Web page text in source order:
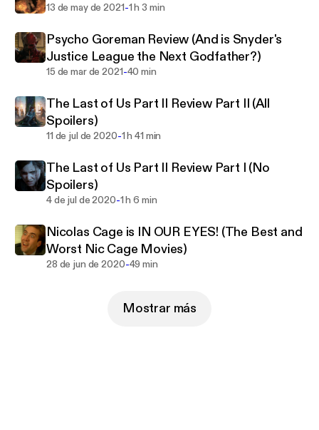
13 de may de 2021-1 h 3 min
Psycho Goreman Review (And is Snyder's
Justice League the Next Godfather?)
15 de mar de 2021-40 min
The Last of Us Part II Review Part II (All
Spoilers)
11 de jul de 2020-1 h 41 min
The Last of Us Part II Review Part I (No
Spoilers)
4 de jul de 2020-1 h 6 min
Nicolas Cage is IN OUR EYES! (The Best and
Worst Nic Cage Movies)
28 de jun de 2020-49 min
Mostrar más